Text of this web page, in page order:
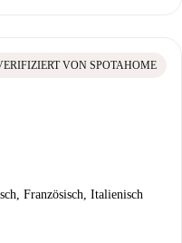
Französisch, Italienisch
VON SPOTAHOME